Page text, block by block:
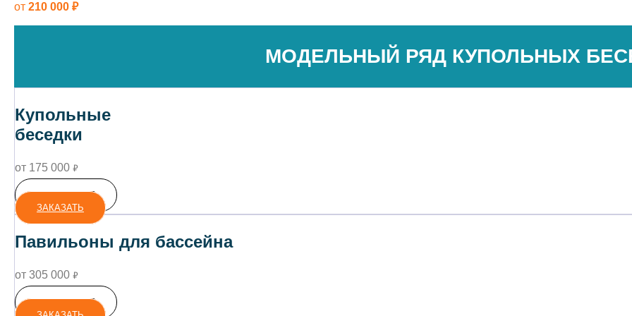
от 210 000 ₽
МОДЕЛЬНЫЙ РЯД КУПОЛЬНЫХ
Купольные
беседки
от 175 000 ₽
ПОДРОБНЕЕ
ЗАКАЗАТЬ
Павильоны для бассейна
от 305 000 ₽
ПОДРОБНЕЕ